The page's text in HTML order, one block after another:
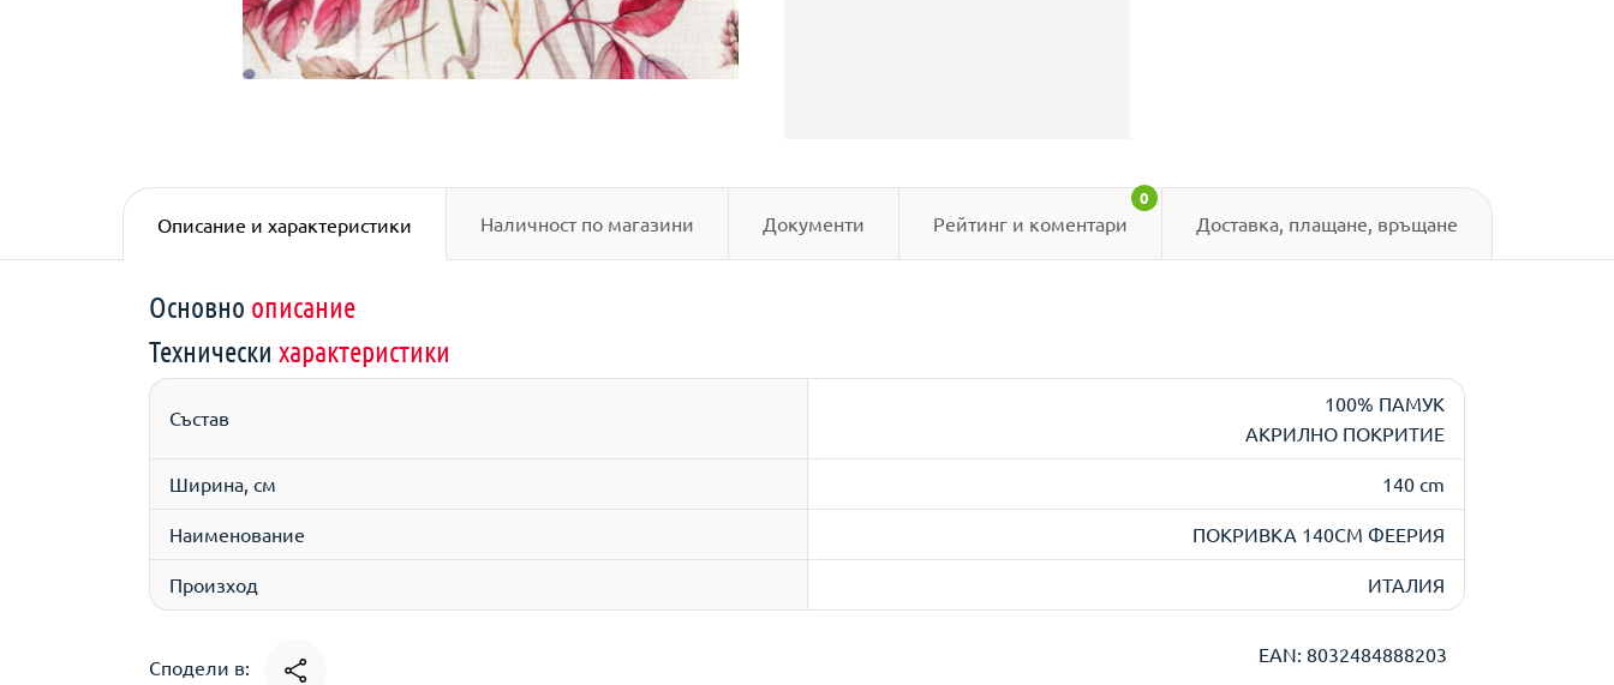
Описание и характеристики Наличност по магазини Документи Рейтинг и коментари
0
Доставка, плащане, връщане
Основно описание
Технически характеристики
Състав
100% ПАМУК
АКРИЛНО ПОКРИТИЕ
Ширина, см 140 cm
Наименование ПОКРИВКА 140СМ ФЕЕРИЯ
Произход ИТАЛИЯ
Сподели в:
EAN: 8032484888203